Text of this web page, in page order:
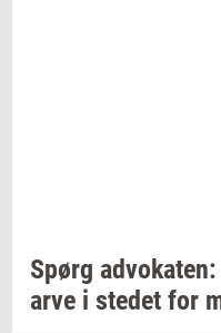
Spørg ad­vo­ka­ten:
arve i ste­det for